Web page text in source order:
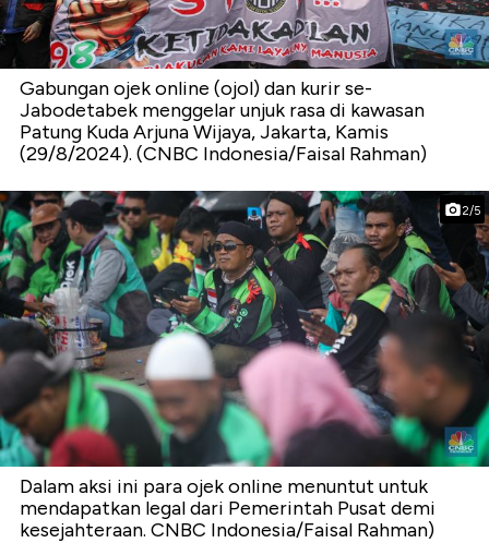
Gabungan ojek online (ojol) dan kurir se-
Jabodetabek menggelar unjuk rasa di kawasan
Patung Kuda Arjuna Wijaya, Jakarta, Kamis
(29/8/2024). (CNBC Indonesia/Faisal Rahman)
2/5
Dalam aksi ini para ojek online menuntut untuk
mendapatkan legal dari Pemerintah Pusat demi
kesejahteraan. CNBC Indonesia/Faisal Rahman)